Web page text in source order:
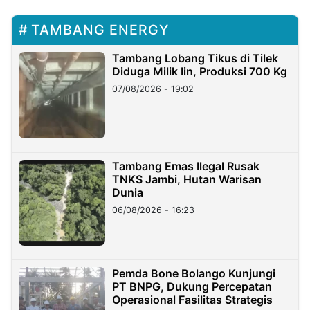
TAMBANG ENERGY
Tambang Lobang Tikus di Tilek
Diduga Milik Iin, Produksi 700 Kg
07/08/2026 - 19:02
Tambang Emas Ilegal Rusak
TNKS Jambi, Hutan Warisan
Dunia
06/08/2026 - 16:23
Pemda Bone Bolango Kunjungi
PT BNPG, Dukung Percepatan
Operasional Fasilitas Strategis